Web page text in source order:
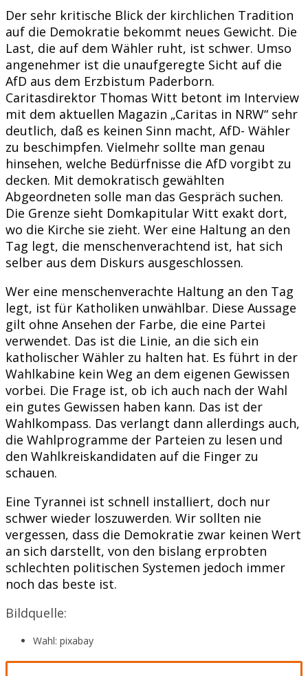
Der sehr kritische Blick der kirchlichen Tradition
auf die Demokratie bekommt neues Gewicht. Die
Last, die auf dem Wähler ruht, ist schwer. Umso
angenehmer ist die unaufgeregte Sicht auf die
AfD aus dem Erzbistum Paderborn.
Caritasdirektor Thomas Witt betont im Interview
mit dem aktuellen Magazin „Caritas in NRW“ sehr
deutlich, daß es keinen Sinn macht, AfD- Wähler
zu beschimpfen. Vielmehr sollte man genau
hinsehen, welche Bedürfnisse die AfD vorgibt zu
decken. Mit demokratisch gewählten
Abgeordneten solle man das Gespräch suchen.
Die Grenze sieht Domkapitular Witt exakt dort,
wo die Kirche sie zieht. Wer eine Haltung an den
Tag legt, die menschenverachtend ist, hat sich
selber aus dem Diskurs ausgeschlossen.
Wer eine menschenverachte Haltung an den Tag
legt, ist für Katholiken unwählbar. Diese Aussage
gilt ohne Ansehen der Farbe, die eine Partei
verwendet. Das ist die Linie, an die sich ein
katholischer Wähler zu halten hat. Es führt in der
Wahlkabine kein Weg an dem eigenen Gewissen
vorbei. Die Frage ist, ob ich auch nach der Wahl
ein gutes Gewissen haben kann. Das ist der
Wahlkompass. Das verlangt dann allerdings auch,
die Wahlprogramme der Parteien zu lesen und
den Wahlkreiskandidaten auf die Finger zu
schauen.
Eine Tyrannei ist schnell installiert, doch nur
schwer wieder loszuwerden. Wir sollten nie
vergessen, dass die Demokratie zwar keinen Wert
an sich darstellt, von den bislang erprobten
schlechten politischen Systemen jedoch immer
noch das beste ist.
Bildquelle:
Wahl: pixabay